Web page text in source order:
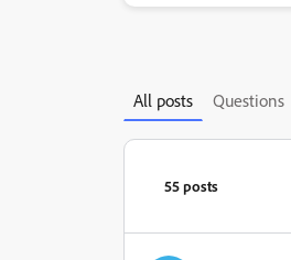
All posts Questions
55 posts